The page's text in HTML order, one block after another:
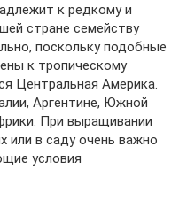
к редкому и
стране семейству
поскольку подобные
к тропическому
Центральная Америка.
Аргентине, Южной
При выращивании
или в саду очень важно
условия